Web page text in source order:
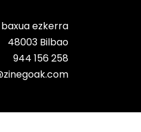
ezkerra
48003 Bilbao
944 156 258